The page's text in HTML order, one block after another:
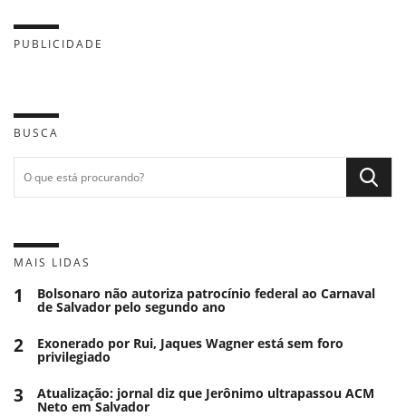
PUBLICIDADE
BUSCA
MAIS LIDAS
1 Bolsonaro não autoriza patrocínio federal ao Carnaval
de Salvador pelo segundo ano
2 Exonerado por Rui, Jaques Wagner está sem foro
privilegiado
3 Atualização: jornal diz que Jerônimo ultrapassou ACM
Neto em Salvador